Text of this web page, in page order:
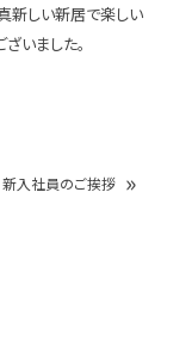
新しい新居で楽しい
いました。
新入社員のご挨拶 »